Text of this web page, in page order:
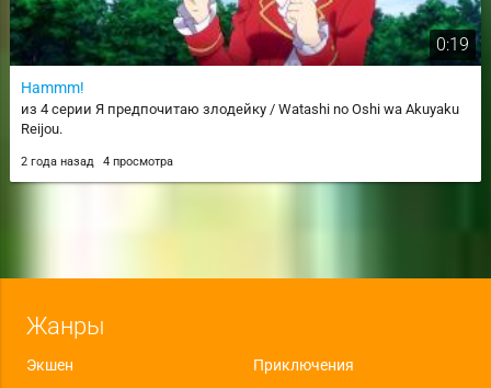
0:19
Hammm!
из 4 серии Я предпочитаю злодейку / Watashi no Oshi wa Akuyaku
Reijou.
2 года назад 4 просмотра
Жанры
Экшен
Приключения